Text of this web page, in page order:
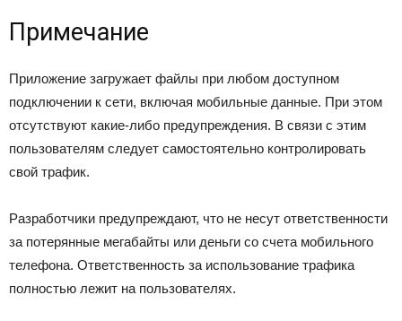
Примечание
Приложение загружает файлы при любом доступном
подключении к сети, включая мобильные данные. При этом
отсутствуют какие-либо предупреждения. В связи с этим
пользователям следует самостоятельно контролировать
свой трафик.
Разработчики предупреждают, что не несут ответственности
за потерянные мегабайты или деньги со счета мобильного
телефона. Ответственность за использование трафика
полностью лежит на пользователях.